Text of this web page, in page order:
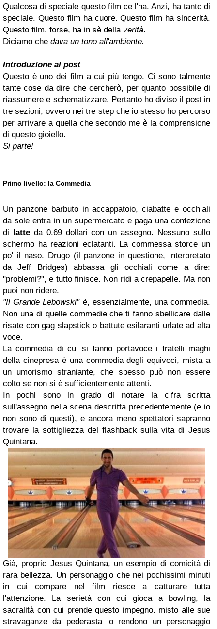
Qualcosa di speciale questo film ce l'ha. Anzi, ha tanto di
speciale. Questo film ha cuore. Questo film ha sincerità.
Questo film, forse, ha in sè della verità.
Diciamo che dava un tono all'ambiente.
Introduzione al post
Questo è uno dei film a cui più tengo. Ci sono talmente
tante cose da dire che cercherò, per quanto possibile di
riassumere e schematizzare. Pertanto ho diviso il post in
tre sezioni, ovvero nei tre step che io stesso ho percorso
per arrivare a quella che secondo me è la comprensione
di questo gioiello.
Si parte!
Primo livello: la Commedia
Un panzone barbuto in accappatoio, ciabatte e occhiali
da sole entra in un supermercato e paga una confezione
di latteda 0.69 dollari con un assegno. Nessuno sullo
schermo ha reazioni eclatanti. La commessa storce un
po' il naso. Drugo (il panzone in questione, interpretato
da Jeff Bridges) abbassa gli occhiali come a dire:
"problemi?", e tutto finisce. Non ridi a crepapelle. Ma non
puoi non ridere.
"Il Grande Lebowski"è, essenzialmente, una commedia.
Non una di quelle commedie che ti fanno sbellicare dalle
risate con gag slapstick o battute esilaranti urlate ad alta
voce.
La commedia di cui si fanno portavoce i fratelli maghi
della cinepresa è una commedia degli equivoci, mista a
un umorismo straniante, che spesso può non essere
colto se non si è sufficientemente attenti.
In pochi sono in grado di notare la cifra scritta
sull'assegno nella scena descritta precedentemente (e io
non sono di questi), e ancora meno spettatori sapranno
trovare la sottigliezza del flashback sulla vita di Jesus
Quintana.
Già, proprio Jesus Quintana, un esempio di comicità di
rara bellezza. Un personaggio che nei pochissimi minuti
in cui compare nel film riesce a catturare tutta
l'attenzione. La serietà con cui gioca a bowling, la
sacralità con cui prende questo impegno, misto alle sue
stravaganze da pederasta lo rendono un personaggio